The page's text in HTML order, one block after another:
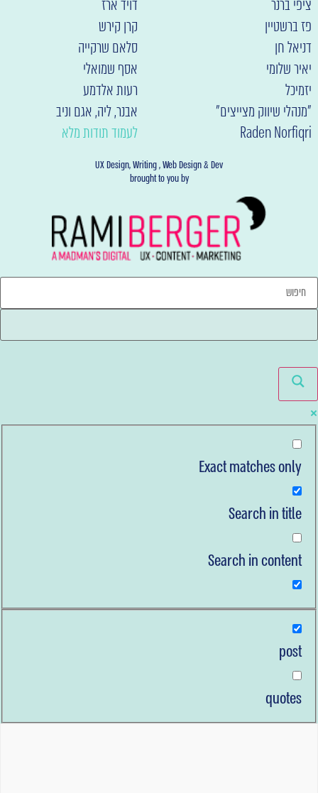
ברנר
ברשטיין
חן
שלומי
שיווק מצייצים"
Raden
דויד ארז
קרן קירש
סלאם שרקייה
אסף שמואלי
רעות אלדמע
אבנר, ליה, אגם וניב
לעמוד תודות מלא
UX Design, Writing , Web Design & Dev
brought to you by
Exact matches only
Search in title
Search in content
post
quotes